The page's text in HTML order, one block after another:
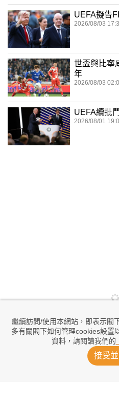
繼續訪問/使用本網站，即表示閣
多有關閣下如何管理cookies設置
資料，請閱讀我們的
接受
UEFA擬告
2026/08/03
世盃與比寧
年
2026/08/03
UEFA續批
2026/08/01